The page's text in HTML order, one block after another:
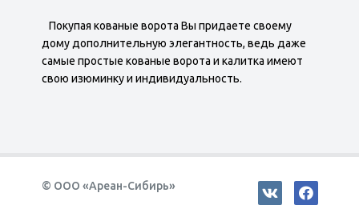
Покупая кованые ворота Вы придаете своему
дому дополнительную элегантность, ведь даже
самые простые кованые ворота и калитка имеют
свою изюминку и индивидуальность.
© ООО «Ареан-Сибирь»